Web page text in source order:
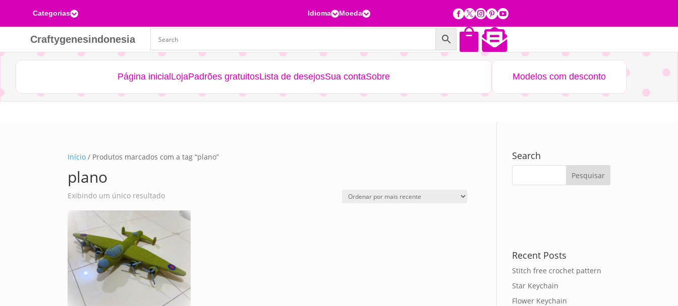
Categorias IdiomaMoeda 
Craftygenesindonesia 
Página inicial LojaPadrões gratuitosLista de desejosSua contaSobre Modelos com desconto
Início / Produtos marcados com a tag “plano”
plano
Exibindo um único resultado
Search
Recent Posts
Stitch free crochet pattern
Star Keychain
Flower Keychain